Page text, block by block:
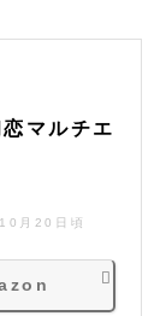
マルチエ
月20日頃